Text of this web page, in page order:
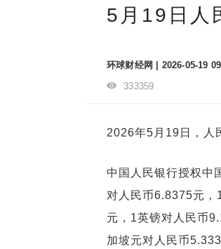
5月19日人
环球财经网 | 2026-05-19
333359
2026年5月19日，人
中国人民银行授权中
对人民币6.8375元
元，1英镑对人民币
加坡元对人民币